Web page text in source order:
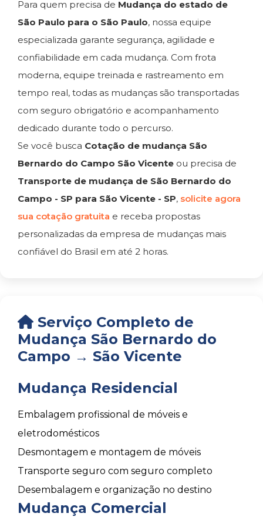
Para quem precisa de Mudança do estado de
São Paulo para o São Paulo, nossa equipe
especializada garante segurança, agilidade e
confiabilidade em cada mudança. Com frota
moderna, equipe treinada e rastreamento em
tempo real, todas as mudanças são transportadas
com seguro obrigatório e acompanhamento
dedicado durante todo o percurso.
Se você busca Cotação de mudança São
Bernardo do Campo São Vicente ou precisa de
Transporte de mudança de São Bernardo do
Campo - SP para São Vicente - SP, solicite agora
sua cotação gratuita e receba propostas
personalizadas da empresa de mudanças mais
confiável do Brasil em até 2 horas.
Serviço Completo de
Mudança São Bernardo do
Campo → São Vicente
Mudança Residencial
Embalagem profissional de móveis e
eletrodomésticos
Desmontagem e montagem de móveis
Transporte seguro com seguro completo
Desembalagem e organização no destino
Mudança Comercial